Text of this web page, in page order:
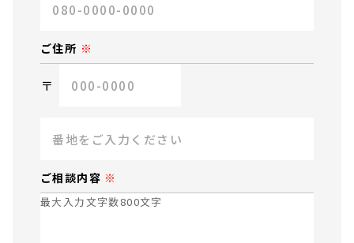
ご住所
〒
ご相談内容
最大入力文字数800文字